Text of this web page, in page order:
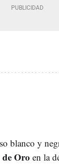
blanco y
de Oro en la